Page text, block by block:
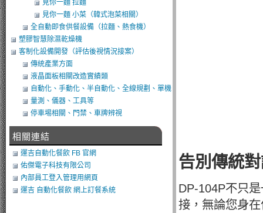
告別傳統
DP-104P不只
接，無論您身
見你一麵 拉麵
見你一麵 小菜（韓式泡菜相關）
全自動即食供餐設備（拉麵、熱食機）
塑膠智慧除濕乾燥機
客制化設備開發（評估後視情況接案）
傳統產業方面
液晶面板相關改造實績類
自動化、手動化、半自動化、全線規劃、單機
類改造
量測、儀器、工具等
停車埸相關、門禁、車牌辨視
相關連結
運吉自動化餐飲 FB 官網
佑傑電子科技有限公司
內部員工登入管理用網頁
運吉 自動化餐飲 網上訂餐系統